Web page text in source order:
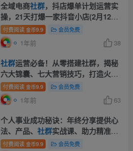
全域电商社群，抖店爆单计划运营实
操，21天打爆一家抖音小店(2月12号
更新)
付费阅读 金币9.9 会员免费
1年前 38
社群运营必备！从零搭建社群，揭秘
六大锦囊、七大营销技巧，打造火爆
社群
付费阅读 金币9.9 会员免费
1年前 63
个人事业成功秘诀：年终分享提供心
法、产品、 社群实战课、助力精准定
位
付费阅读 金币9.9 会员免费